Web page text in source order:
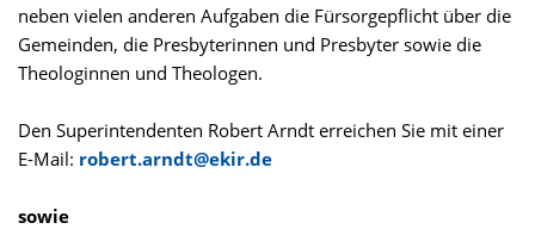
neben vielen anderen Aufgaben die Fürsorgepflicht über die
Gemeinden, die Presbyterinnen und Presbyter sowie die
Theologinnen und Theologen.
Den Superintendenten Robert Arndt erreichen Sie mit einer
E-Mail: robert.arndt@ekir.de
sowie